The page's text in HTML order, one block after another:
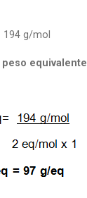
194 g/mol
peso